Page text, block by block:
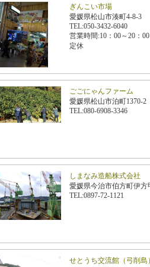
ぎんこい市場
愛媛県松山市湊町4-8-3
TEL:050-3432-6040
営業時間:10：00～20：
定休
ごごにゃんファーム
愛媛県松山市泊町1370-2
TEL:080-6908-3346
しまなみ造船株式会社
愛媛県今治市伯方町伊方
TEL:0897-72-1121
せとうち交流館（弓削島